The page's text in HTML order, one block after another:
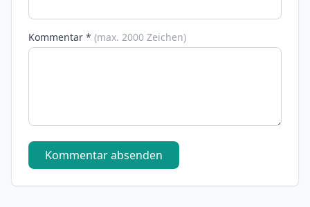
Kommentar * (max. 2000 Zeichen)
Kommentar absenden